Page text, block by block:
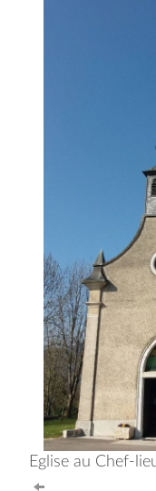
Eglise au Chef-